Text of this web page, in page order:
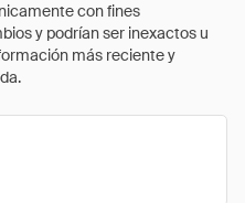
con fines
y podrían ser inexactos u
más reciente y